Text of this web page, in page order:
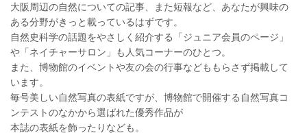
大阪周辺の自然についての記事、また短報など、あなたが興味の
ある分野がきっと載っているはずです。
自然史科学の話題をやさしく紹介する「ジュニア会員のページ」
や「ネイチャーサロン」も人気コーナーのひとつ。
また、博物館のイベントや友の会の行事などももらさず掲載して
います。
毎号美しい自然写真の表紙ですが、博物館で開催する自然写真コ
ンテストのなかから選ばれた優秀作品が
本誌の表紙を飾ったりなども。